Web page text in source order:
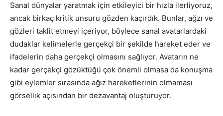
Sanal dünyalar yaratmak için etkileyici bir hızla ilerliyoruz,
ancak birkaç kritik unsuru gözden kaçırdık. Bunlar, ağzı ve
gözleri taklit etmeyi içeriyor, böylece sanal avatarlardaki
dudaklar kelimelerle gerçekçi bir şekilde hareket eder ve
ifadelerin daha gerçekçi olmasını sağlıyor. Avatarın ne
kadar gerçekçi gözüktüğü çok önemli olmasa da konuşma
gibi eylemler sırasında ağız hareketlerinin olmaması
görsellik açısından bir dezavantaj oluşturuyor.